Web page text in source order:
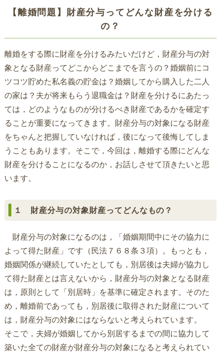
【離婚問題】財産分与ってどんな財産を分ける
の？
離婚をする際に財産を分けるみたいだけど，財産分与の対
象となる財産ってどこからどこまでを言うの？婚姻前にコ
ツコツ貯めた私名義の貯金は？婚姻してから購入した二人
の家は？夫が将来もらう退職金は？財産を分けるにあたっ
ては，どのようなものが分けるべき財産であるかを確定す
ることが重要になってきます。財産分与の対象になる財産
をちゃんと把握していなければ，後になって後悔してしま
うこともあります。そこで，今回は，離婚する際にどんな
財産を分けることになるのか，お話しさせて頂きたいと思
います。
１ 財産分与の対象財産ってどんなもの？
財産分与の対象になるのは，「婚姻期間中にその協力に
よって得た財産」です（民法７６８条３項）。もっとも，
婚姻関係が継続していたとしても，別居後は夫婦が協力し
て得た財産とは言えないから，財産分与の対象となる財産
は，原則として「別居時」を基準に確定されます。そのた
め，離婚前であっても，別居後に取得された財産について
は，財産分与の対象にはならないと考えられています。
そこで，夫婦が婚姻してから別居するまでの間に協力して
築いた全ての財産が財産分与の対象になると考えられてい